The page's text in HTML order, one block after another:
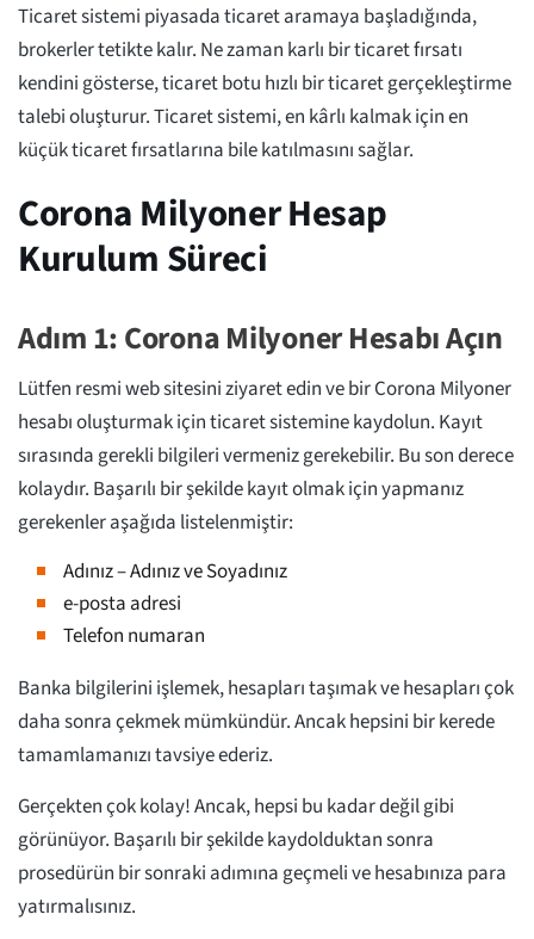
Ticaret sistemi piyasada ticaret aramaya başladığında,
brokerler tetikte kalır. Ne zaman karlı bir ticaret fırsatı
kendini gösterse, ticaret botu hızlı bir ticaret gerçekleştirme
talebi oluşturur. Ticaret sistemi, en kârlı kalmak için en
küçük ticaret fırsatlarına bile katılmasını sağlar.
Corona Milyoner Hesap
Kurulum Süreci
Adım 1: Corona Milyoner Hesabı Açın
Lütfen resmi web sitesini ziyaret edin ve bir Corona Milyoner
hesabı oluşturmak için ticaret sistemine kaydolun. Kayıt
sırasında gerekli bilgileri vermeniz gerekebilir. Bu son derece
kolaydır. Başarılı bir şekilde kayıt olmak için yapmanız
gerekenler aşağıda listelenmiştir:
Adınız – Adınız ve Soyadınız
e-posta adresi
Telefon numaran
Banka bilgilerini işlemek, hesapları taşımak ve hesapları çok
daha sonra çekmek mümkündür. Ancak hepsini bir kerede
tamamlamanızı tavsiye ederiz.
Gerçekten çok kolay! Ancak, hepsi bu kadar değil gibi
görünüyor. Başarılı bir şekilde kaydolduktan sonra
prosedürün bir sonraki adımına geçmeli ve hesabınıza para
yatırmalısınız.